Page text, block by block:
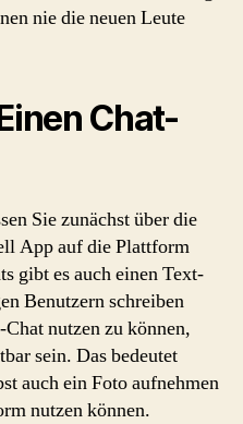
nie die neuen Leute
Chat-
Sie zunächst über die
App auf die Plattform
gibt es auch einen Text-
Benutzern schreiben
nutzen zu können,
sein. Das bedeutet
auch ein Foto aufnehmen
nutzen können.